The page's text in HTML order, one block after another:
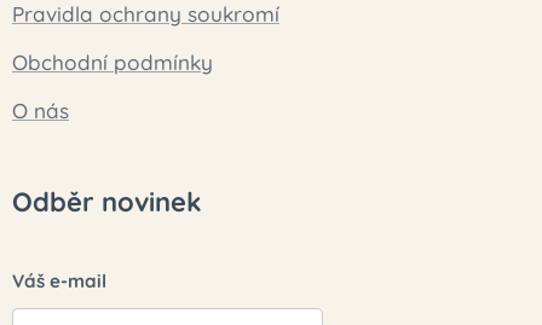
Pravidla ochrany soukromí
Obchodní podmínky
O nás
Odběr novinek
Váš e-mail